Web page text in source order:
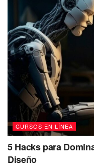
CURSOS EN LÍNEA
5 Hacks para
Diseño